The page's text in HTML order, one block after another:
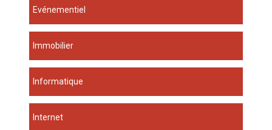
Evénementiel
Immobilier
Informatique
Internet